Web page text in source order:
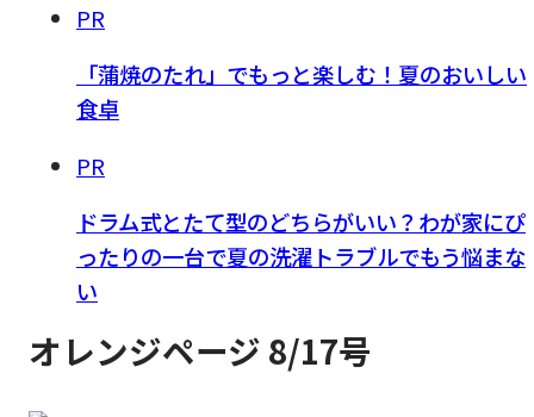
PR
「蒲焼のたれ」でもっと楽しむ！夏のおいしい
食卓
PR
ドラム式とたて型のどちらがいい？わが家にぴ
ったりの一台で夏の洗濯トラブルでもう悩まな
い
オレンジページ 8/17号